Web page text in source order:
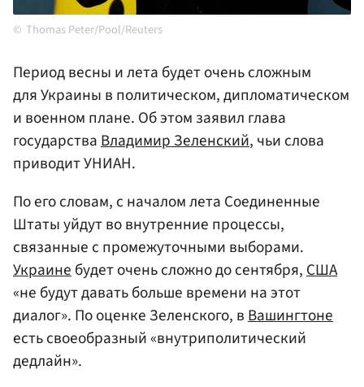
Thomas Peter/Pool/Reuters
Период весны и лета будет очень сложным
для Украины в политическом, дипломатическом
и военном плане. Об этом заявил глава
государстваВладимир Зеленский, чьи слова
приводит УНИАН.
По его словам, с началом лета Соединенные
Штаты уйдут во внутренние процессы,
связанные с промежуточными выборами.
Украинебудет очень сложно до сентября,США
«не будут давать больше времени на этот
диалог». По оценке Зеленского, вВашингтоне
есть своеобразный «внутриполитический
дедлайн».